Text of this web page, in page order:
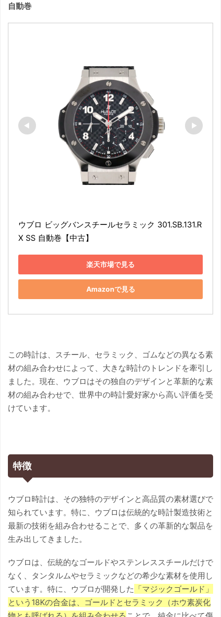
自動巻
ウブロ ビッグバンスチールセラミック 301.SB.131.R
X SS 自動巻【中古】
楽天市場で見る
Amazonで見る
この時計は、スチール、セラミック、ゴムなどの異なる素
材の組み合わせによって、大きな時計のトレンドを牽引し
ました。現在、ウブロはその独自のデザインと革新的な素
材の組み合わせで、世界中の時計愛好家から高い評価を受
けています。
特徴
ウブロ時計は、その独特のデザインと高品質の素材選びで
知られています。特に、ウブロは伝統的な時計製造技術と
最新の技術を組み合わせることで、多くの革新的な製品を
生み出してきました。
ウブロは、伝統的なゴールドやステンレススチールだけで
なく、タンタルムやセラミックなどの希少な素材を使用し
ています。特に、ウブロが開発した 「マジックゴールド」
という18Kの合金は、ゴールドとセラミック（ホウ素炭化